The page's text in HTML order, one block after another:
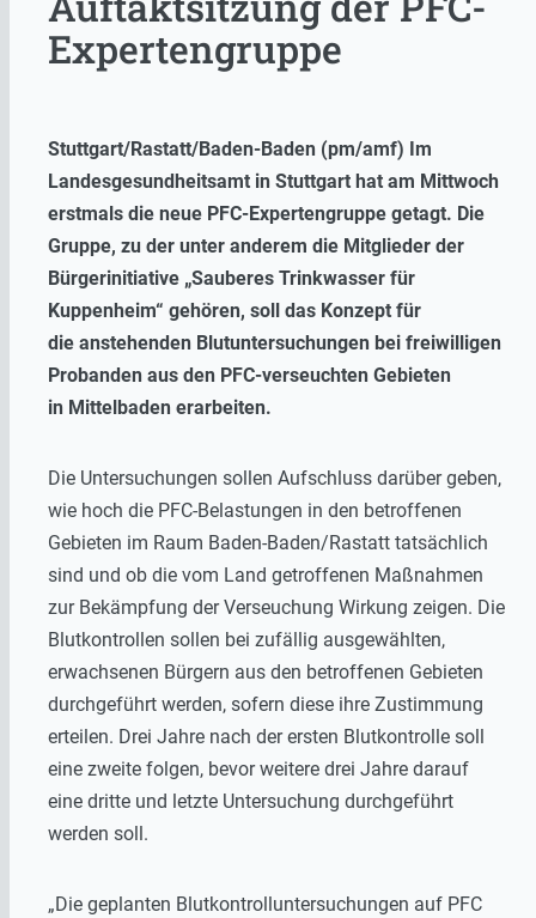
Expertengruppe
Stuttgart/Rastatt/Baden-Baden (pm/amf) Im
Landesgesundheitsamt in Stuttgart hat am Mittwoch
erstmals die neue PFC-Expertengruppe getagt. Die
Gruppe, zu der unter anderem die Mitglieder der
Bürgerinitiative „Sauberes Trinkwasser für
Kuppenheim“ gehören, soll das Konzept für
die anstehenden Blutuntersuchungen bei freiwilligen
Probanden aus den PFC-verseuchten Gebieten
in Mittelbaden erarbeiten.
Die Untersuchungen sollen Aufschluss darüber geben,
wie hoch die PFC-Belastungen in den betroffenen
Gebieten im Raum Baden-Baden/Rastatt tatsächlich
sind und ob die vom Land getroffenen Maßnahmen
zur Bekämpfung der Verseuchung Wirkung zeigen. Die
Blutkontrollen sollen bei zufällig ausgewählten,
erwachsenen Bürgern aus den betroffenen Gebieten
durchgeführt werden, sofern diese ihre Zustimmung
erteilen. Drei Jahre nach der ersten Blutkontrolle soll
eine zweite folgen, bevor weitere drei Jahre darauf
eine dritte und letzte Untersuchung durchgeführt
werden soll.
„Die geplanten Blutkontrolluntersuchungen auf PFC